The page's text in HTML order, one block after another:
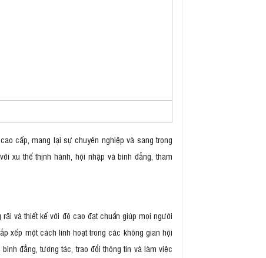
cấp, mang lại sự chuyên nghiệp và sang trọng
xu thế thịnh hành, hội nhập và bình đẳng, tham
và thiết kế với độ cao đạt chuẩn giúp mọi người
xếp một cách linh hoạt trong các không gian hội
đẳng, tương tác, trao đổi thông tin và làm việc